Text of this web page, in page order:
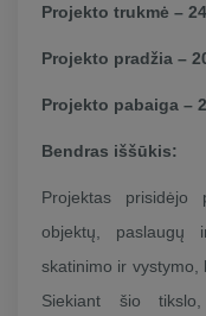
Projekto trukmė –
Projekto pradžia –
Projekto pabaiga –
Bendras iššūkis:
Projektas
objektų, paslaugų
skatinimo ir vystymo,
Siekiant šio